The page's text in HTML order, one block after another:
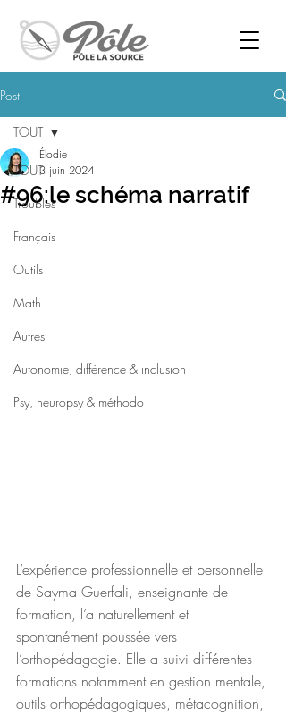
Post
TOUT
Troubles
Français
Outils
Math
Autres
Autonomie, différence & inclusion
Psy, neuropsy & méthodo
TOUT
#96:le schéma narratif
Élodie
3 juin 2024
L’expérience professionnelle et personnelle
de Sayma Guerfali, enseignante de
formation, l’a naturellement et
spontanément poussée vers
l’orthopédagogie. Elle a suivi différentes
formations notamment en gestion mentale,
outils orthopédagogiques, métacognition,